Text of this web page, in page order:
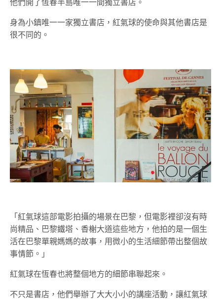
他們開了恆春半島唯一一間獨立書店。
身為小鎮唯一一家獨立書店，紅氣球的使命與其他書店是
很不同的。
「紅氣球這部電影拍攝的場景在巴黎，但電影裡卻沒有時
尚精品、巴黎鐵塔、香榭大道這些地方，他拍的是一個生
活在巴黎單親媽媽的故事，用微小的生活細節帶出整個故
事情節。」
紅氣球在恆春也將整個地方的細節串聯起來。
不只是書店，他們舉辦了大大小小的講座活動，讓紅氣球